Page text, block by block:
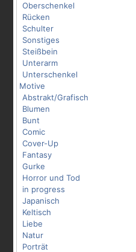
Oberschenkel
Rücken
Schulter
Sonstiges
Steißbein
Unterarm
Unterschenkel
Motive
Abstrakt/Grafisch
Blumen
Bunt
Comic
Cover-Up
Fantasy
Gurke
Horror und Tod
in progress
Japanisch
Keltisch
Liebe
Natur
Porträt